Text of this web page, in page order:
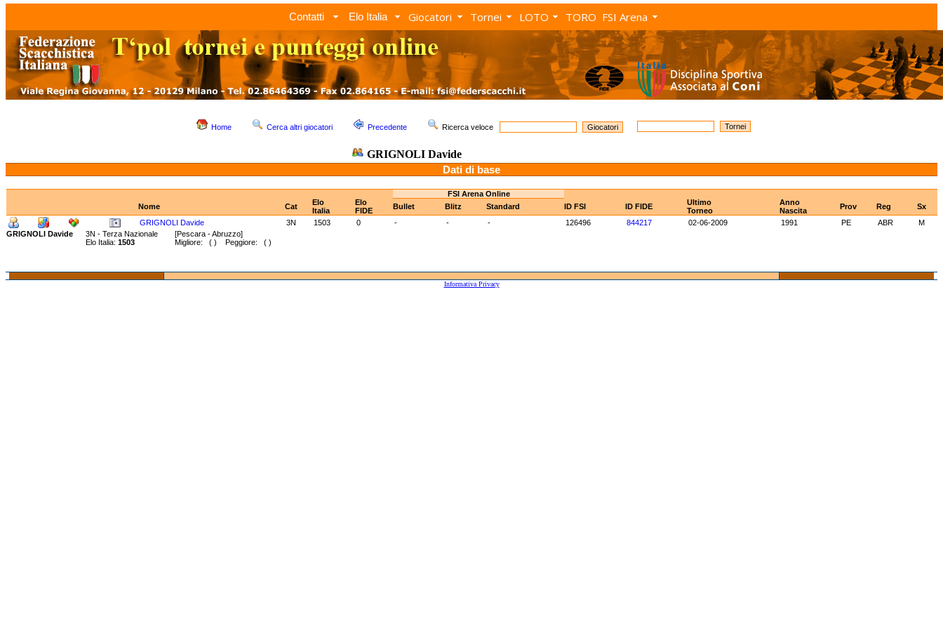
Contatti Elo Italia Giocatori Tornei LOTO TORO FSI Arena
Home Cerca altri giocatori Precedente Ricerca veloce
GRIGNOLI Davide
Dati di base
FSI Arena Online
Nome
Cat
Elo
Italia
Elo
FIDE
Bullet Blitz Standard ID FSI ID FIDE
Ultimo
Torneo
Anno
Nascita
Prov Reg
Sx
GRIGNOLI Davide
3N 1503 0 - - - 126496 844217 02-06-2009 1991 PE ABR
M
GRIGNOLI Davide
3N - Terza Nazionale [Pescara - Abruzzo]
Elo Italia: 1503 Migliore: ( ) Peggiore: ( )
Informativa Privacy